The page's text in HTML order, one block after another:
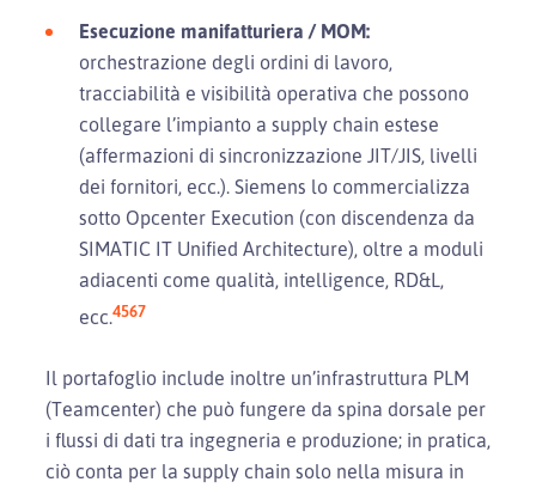
Esecuzione manifatturiera / MOM:
orchestrazione degli ordini di lavoro,
tracciabilità e visibilità operativa che possono
collegare l’impianto a supply chain estese
(affermazioni di sincronizzazione JIT/JIS, livelli
dei fornitori, ecc.). Siemens lo commercializza
sotto Opcenter Execution (con discendenza da
SIMATIC IT Unified Architecture), oltre a moduli
adiacenti come qualità, intelligence, RD&L,
ecc.4567
Il portafoglio include inoltre un’infrastruttura PLM
(Teamcenter) che può fungere da spina dorsale per
i flussi di dati tra ingegneria e produzione; in pratica,
ciò conta per la supply chain solo nella misura in